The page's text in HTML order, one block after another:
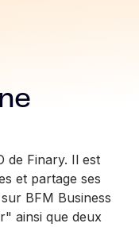
de Finary. Il est
et partage ses
BFM Business
ainsi que deux